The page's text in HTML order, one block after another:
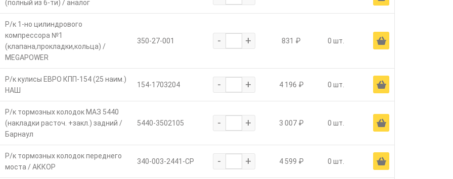
(полный из 6-ти) / аналог
Р/к 1-но цилиндрового
компрессора №1
(клапана,прокладки,кольца) /
MEGAPOWER
350-27-001 - + 831 ₽ 0 шт. Ä
Р/к кулисы ЕВРО КПП-154 (25 наим.)
НАШ
154-1703204 - + 4 196 ₽ 0 шт. Ä
Р/к тормозных колодок МАЗ 5440
(накладки расточ. +закл.) задний /
Барнаул
5440-3502105 - + 3 007 ₽ 0 шт. Ä
Р/к тормозных колодок переднего
моста / АККОР
340-003-2441-СР - + 4 599 ₽ 0 шт. Ä